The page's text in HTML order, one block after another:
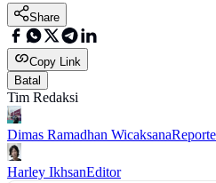
Share
Copy Link
Batal
Tim Redaksi
Dimas Ramadhan Wicaksana
Harley IkhsanEditor